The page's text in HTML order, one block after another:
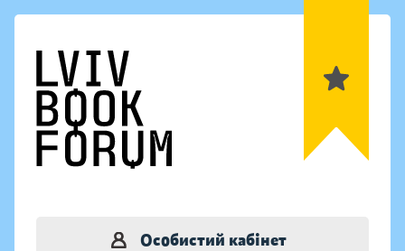
Особистий кабінет